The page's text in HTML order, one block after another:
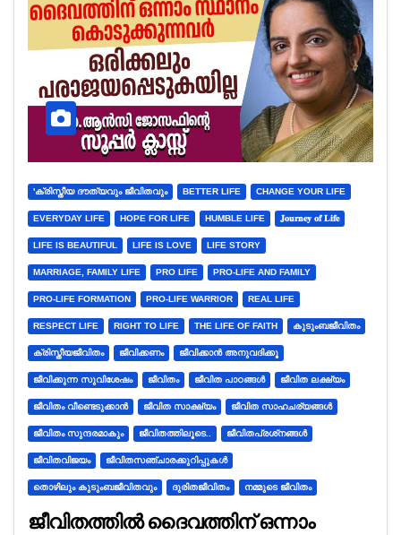
'ക്രിസ്തീയ ദൗത്യവും ജീവിതവും BETTER LIFE CHANGE YOUR LIFE
EVERYDAY LIFE HOPE FOR LIFE HUMBLE LIFE 𝐉𝐨𝐮𝐫𝐧𝐞𝐲 𝐨𝐟 𝐋𝐢𝐟𝐞
LIFE IS BEAUTIFUL LIFE IS LOVE LIFE STORY
MARRIAGE, FAMILY LIFE PRO LIFE PRO-LIFE AND FAMILY
PRO-LIFE FORMATION PRO-LIFE WARRIOR REAL LIFE
RESPECT LIFE RIGHT TO LIFE THE LIFE OF FAITH കുടുംബജീവിതം
ക്രിസ്തീയജീവിതം ജീവിക്കണം ജീവിക്കാൻ അനുവദിക്കൂ
ജീവിക്കുന്ന സുവിശേഷം ജീവിതം ജീവിത പാഠങ്ങൾ ജീവിത ലക്ഷ്യം
ജീവിതം വീണ്ടെടുക്കാൻ ജീവിത സാക്ഷ്യം ജീവിത സാഹചര്യങ്ങൾ
ജീവിതം സുന്ദരമാകും ജീവിതത്തിലൂടെ.. ജീവിതപ്രശ്‌നങ്ങള്‍
ജീവിതവിജയം ജീവിതസഞ്ചാരക്കുറിപ്പുകൾ
തൊഴിലും കുടുംബജീവിതവും ദുരിതജീവിതം നമ്മുടെ ജീവിതം
ജീവിതത്തില്‍ ദൈവത്തിന് ഒന്നാം